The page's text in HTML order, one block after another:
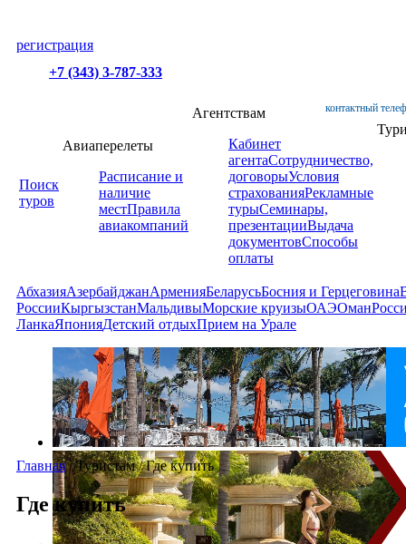
регистрация
+7 (343) 3-787-333
контактный
Поиск
туров
Авиаперелеты
Расписание и
наличие
местПравила
авиакомпаний
Агентствам
Кабинет
агентаСотрудничество,
договорыУсловия
страхованияРекламные
турыСеминары,
презентацииВыдача
документовСпособы
оплаты
АбхазияАзербайджанАрменияБеларусьБосния и Герцеговина
РоссииКыргызстанМальдивыМорские круизыОАЭОман
ЛанкаЯпонияДетский отдыхПрием на Урале
Главная /Туристам/Где купить
Где купить